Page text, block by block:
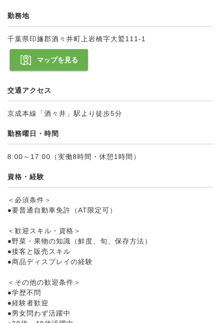
勤務地
千葉県印旛郡酒々井町上岩橋字大鷲111-1
マップを見る
交通アクセス
京成本線「酒々井」駅より徒歩5分
勤務曜日・時間
8:00～17:00（実働8時間・休憩1時間）
資格・経験
＜必須条件＞
●要普通自動車免許（AT限定可）
＜歓迎スキル・資格＞
●野菜・果物の知識（鮮度、旬、保存方法）
●接客と販売スキル
●商品ディスプレイの経験
＜その他の歓迎条件＞
●学歴不問
●経験者歓迎
●男女問わず活躍中